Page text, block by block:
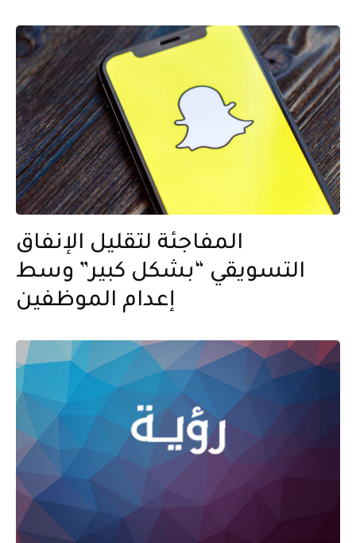
المفاجئة لتقليل الإنفاق
التسويقي “بشكل كبير” وسط
إعدام الموظفين